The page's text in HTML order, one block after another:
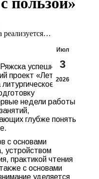
реализуется…
Июл
3
2026
успешно
проект «Лето с
недели работы
глубже понять
с основами
устройством
практикой чтения
с основами
уделяется